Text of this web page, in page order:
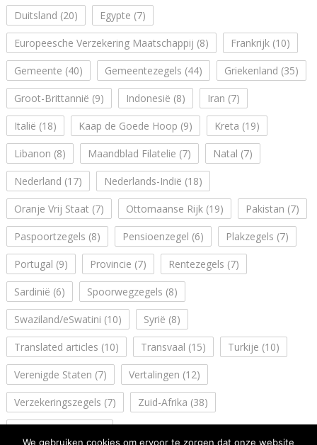
Duitsland (20) Egypte (7)
Europeesche Verzekering Maatschappij (8) Frankrijk(10)
Gemeente (40) Gemeentezegels (44) Griekenland (35)
Groot-Brittannië (9) Indonesië (8) Iran (7)
Italië (18) Kaap de Goede Hoop (9) Kreta (19)
Libanon (8) Maandblad Filatelie (7) Natal (7)
Nederland (17) Nederlands-Indië (18)
Oranje Vrij Staat (7) Ottomaanse Rijk(19) Pakistan (7)
Paspoortzegels (8) Pensioenzegel (6) Plakzegels (7)
Portugal (9) Provincie (7) Rentezegels (7)
Sardinië (6) Spoorwegzegels (8)
Swaziland/eSwatini (10) Syrië (8)
Translated articles (10) Transvaal (15) Turkije (10)
Verenigde Staten (7) Vertalingen (12)
Verzekeringszegels (7) Zuid-Afrika (38)
We gebruiken cookies om ervoor te zorgen dat onze website